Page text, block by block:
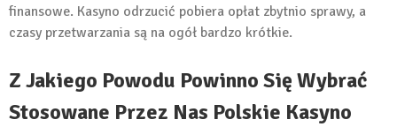
finansowe. Kasyno odrzucić pobiera opłat zbytnio sprawy, a
czasy przetwarzania są na ogół bardzo krótkie.
Z Jakiego Powodu Powinno Się Wybrać
Stosowane Przez Nas Polskie Kasyno